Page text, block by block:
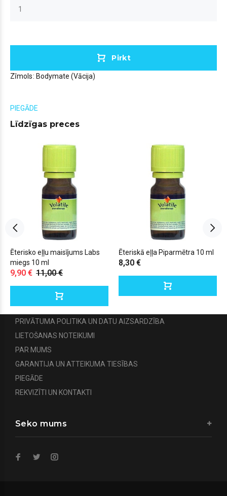
Pirkt
Zīmols: Bodymate (Vācija)
PIEGĀDE
Līdzīgas preces
Ēterisko eļļu maisījums Labs
miegs 10 ml
9,90 € 11,00 €
Ēteriskā eļļa Piparmētra 10 ml
8,30 €
PRIVĀTUMA POLITIKA UN DATU AIZSARDZĪBA
LIETOŠANAS NOTEIKUMI
PAR MUMS
GARANTIJA UN ATTEIKUMA TIESĪBAS
PIEGĀDE
REKVIZĪTI UN KONTAKTI
Seko mums